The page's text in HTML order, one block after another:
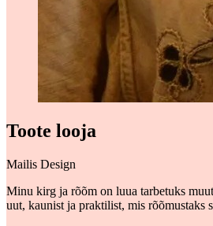
Toote looja
Mailis Design
Minu kirg ja rõõm on luua tarbetuks
uut, kaunist ja praktilist, mis rõõmustaks